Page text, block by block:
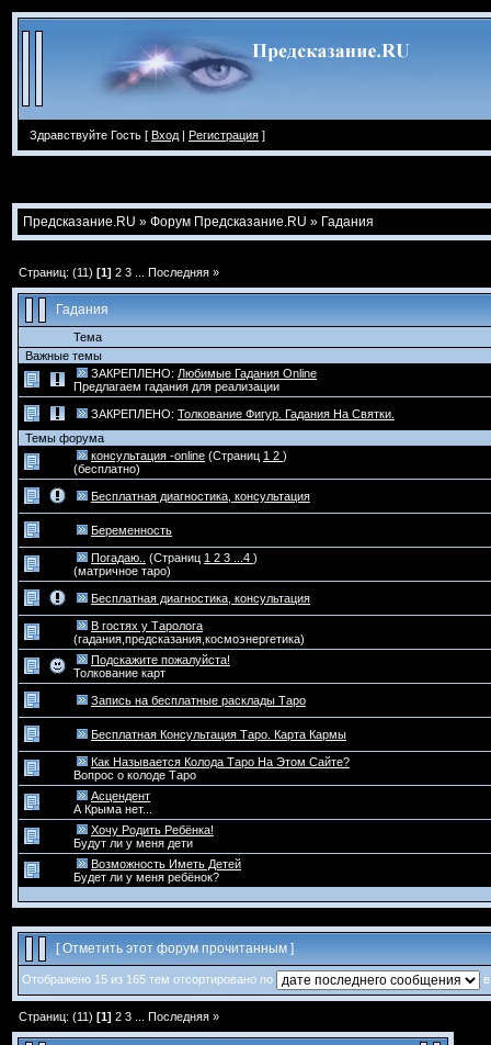
Здравствуйте Гость [ Вход | Регистрация ]
Предсказание.RU » Форум Предсказание.RU » Гадания
Страниц: (11) [1] 2 3 Последняя »
Гадания
Тема
Важные темы
ЗАКРЕПЛЕНО: Любимые Гадания Online
Предлагаем гадания для реализации
ЗАКРЕПЛЕНО: Толкование Фигур. Гадания На Святки.
Темы форума
консультация -online (Страниц 1 2 )
(бесплатно)
Бесплатная диагностика, консультация
Беременность
Погадаю.. (Страниц 1 2 3 ...4 )
(матричное таро)
Бесплатная диагностика, консультация
В гостях у Таролога
(гадания,предсказания,космоэнергетика)
Подскажите пожалуйста!
Толкование карт
Запись на бесплатные расклады Таро
Бесплатная Консультация Таро. Карта Кармы
Как Называется Колода Таро На Этом Сайте?
Вопрос о колоде Таро
Асцендент
А Крыма нет...
Хочу Родить Ребёнка!
Будут ли у меня дети
Возможность Иметь Детей
Будет ли у меня ребёнок?
[Отметить этот форум прочитанным ]
Отображено 15 из 165 тем отсортировано по
Страниц: (11) [1] 2 3 Последняя »